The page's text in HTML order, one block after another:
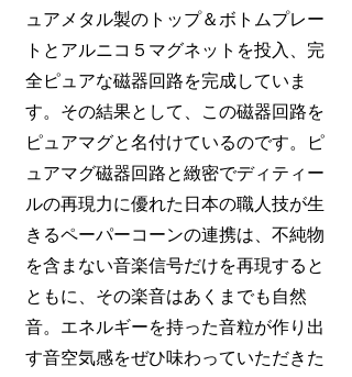
ュアメタル製のトップ＆ボトムプレー
トとアルニコ５マグネットを投入、完
全ピュアな磁器回路を完成していま
す。その結果として、この磁器回路を
ピュアマグと名付けているのです。ピ
ュアマグ磁器回路と緻密でディティー
ルの再現力に優れた日本の職人技が生
きるペーパーコーンの連携は、不純物
を含まない音楽信号だけを再現すると
ともに、その楽音はあくまでも自然
音。エネルギーを持った音粒が作り出
す音空気感をぜひ味わっていただきた